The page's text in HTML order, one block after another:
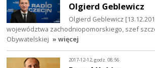
Olgierd Geblewicz
Olgierd Geblewicz
województwa zachodniopomorskiego, szef
Obywatelskiej » więcej
2017-12-12, godz. 08:56